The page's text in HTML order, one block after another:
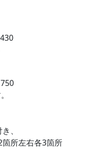
、
所左右各3箇所